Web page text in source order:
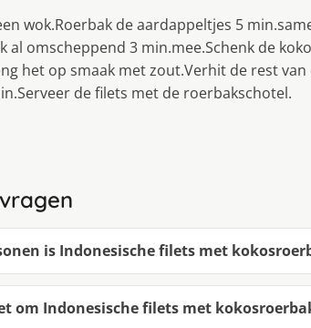
wok.Roerbak de aardappeltjes 5
al omscheppend 3 min.mee.Schenk de
het op smaak met zout.Verhit de rest
de filets met de roerbakschotel.
is Indonesische filets met
om Indonesische filets met